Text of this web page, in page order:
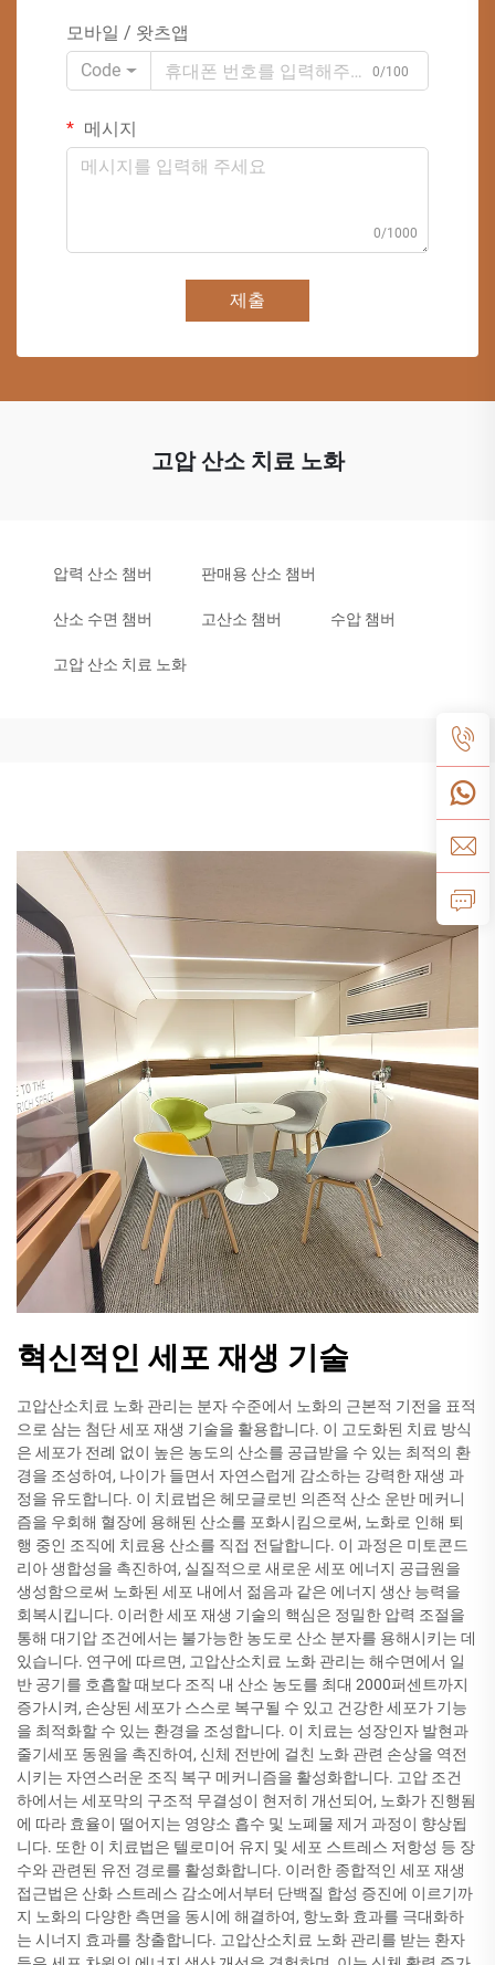
모바일 / 왓츠앱
Code
0/100
메시지
0/1000
제출
고압 산소 치료 노화
압력 산소 챔버 판매용 산소 챔버
산소 수면 챔버 고산소 챔버 수압 챔버
고압 산소 치료 노화
혁신적인 세포 재생 기술
고압산소치료 노화 관리는 분자 수준에서 노화의 근본적 기전을 표적
으로 삼는 첨단 세포 재생 기술을 활용합니다. 이 고도화된 치료 방식
은 세포가 전례 없이 높은 농도의 산소를 공급받을 수 있는 최적의 환
경을 조성하여, 나이가 들면서 자연스럽게 감소하는 강력한 재생 과
정을 유도합니다. 이 치료법은 헤모글로빈 의존적 산소 운반 메커니
즘을 우회해 혈장에 용해된 산소를 포화시킴으로써, 노화로 인해 퇴
행 중인 조직에 치료용 산소를 직접 전달합니다. 이 과정은 미토콘드
리아 생합성을 촉진하여, 실질적으로 새로운 세포 에너지 공급원을
생성함으로써 노화된 세포 내에서 젊음과 같은 에너지 생산 능력을
회복시킵니다. 이러한 세포 재생 기술의 핵심은 정밀한 압력 조절을
통해 대기압 조건에서는 불가능한 농도로 산소 분자를 용해시키는 데
있습니다. 연구에 따르면, 고압산소치료 노화 관리는 해수면에서 일
반 공기를 호흡할 때보다 조직 내 산소 농도를 최대 2000퍼센트까지
증가시켜, 손상된 세포가 스스로 복구될 수 있고 건강한 세포가 기능
을 최적화할 수 있는 환경을 조성합니다. 이 치료는 성장인자 발현과
줄기세포 동원을 촉진하여, 신체 전반에 걸친 노화 관련 손상을 역전
시키는 자연스러운 조직 복구 메커니즘을 활성화합니다. 고압 조건
하에서는 세포막의 구조적 무결성이 현저히 개선되어, 노화가 진행됨
에 따라 효율이 떨어지는 영양소 흡수 및 노폐물 제거 과정이 향상됩
니다. 또한 이 치료법은 텔로미어 유지 및 세포 스트레스 저항성 등 장
수와 관련된 유전 경로를 활성화합니다. 이러한 종합적인 세포 재생
접근법은 산화 스트레스 감소에서부터 단백질 합성 증진에 이르기까
지 노화의 다양한 측면을 동시에 해결하여, 항노화 효과를 극대화하
는 시너지 효과를 창출합니다. 고압산소치료 노화 관리를 받는 환자